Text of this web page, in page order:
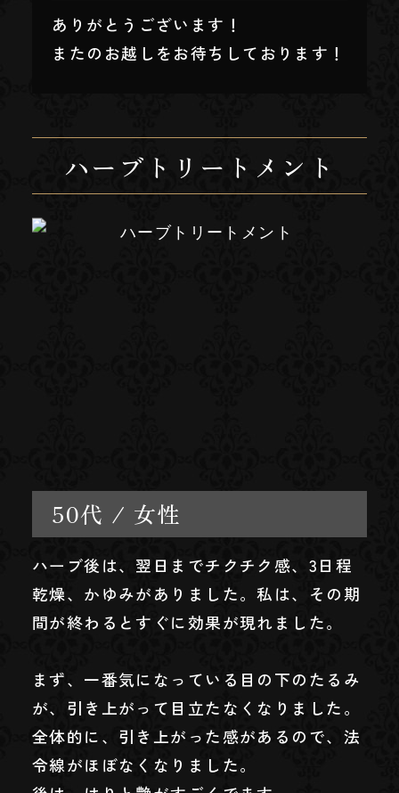
ありがとうございます！
またのお越しをお待ちしております！
ハーブトリートメント
50代 / 女性
ハーブ後は、翌日までチクチク感、3日程
乾燥、かゆみがありました。私は、その期
間が終わるとすぐに効果が現れました。
まず、一番気になっている目の下のたるみ
が、引き上がって目立たなくなりました。
全体的に、引き上がった感があるので、法
令線がほぼなくなりました。